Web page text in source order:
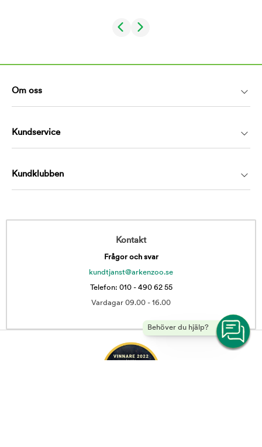
Behöver du hjälp?
Om oss
Kundservice
Kundklubben
Kontakt
Frågor och svar
kundtjanst@arkenzoo.se
Telefon: 010 - 490 62 55
Vardagar 09.00 - 16.00